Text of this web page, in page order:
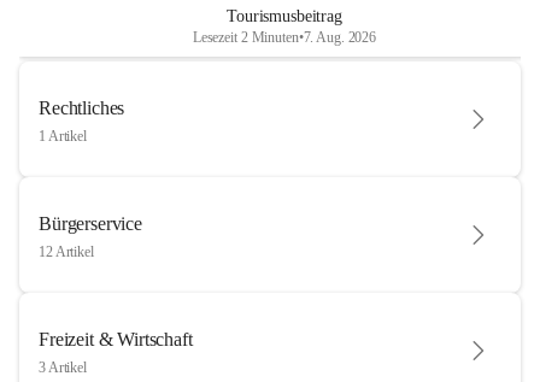
Tourismusbeitrag
Lesezeit 2 Minuten•7. Aug. 2026
Rechtliches
1 Artikel
Bürgerservice
12 Artikel
Freizeit & Wirtschaft
3 Artikel